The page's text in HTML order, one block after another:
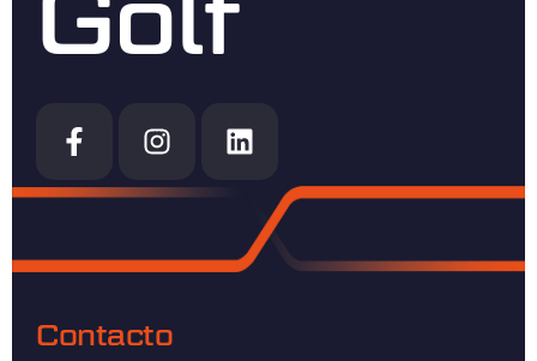
Contacto